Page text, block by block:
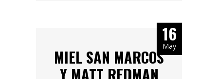
16
May
MIEL SAN MARCOS
Y MATT REDMAN